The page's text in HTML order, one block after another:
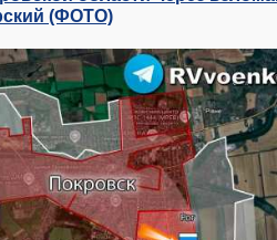
(ФОТО)